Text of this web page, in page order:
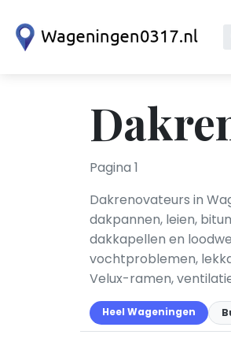
Pagina 1
Dakrenovateurs in
dakpannen, leien,
dakkapellen en
vochtproblemen,
Velux-ramen,
Heel Wageningen